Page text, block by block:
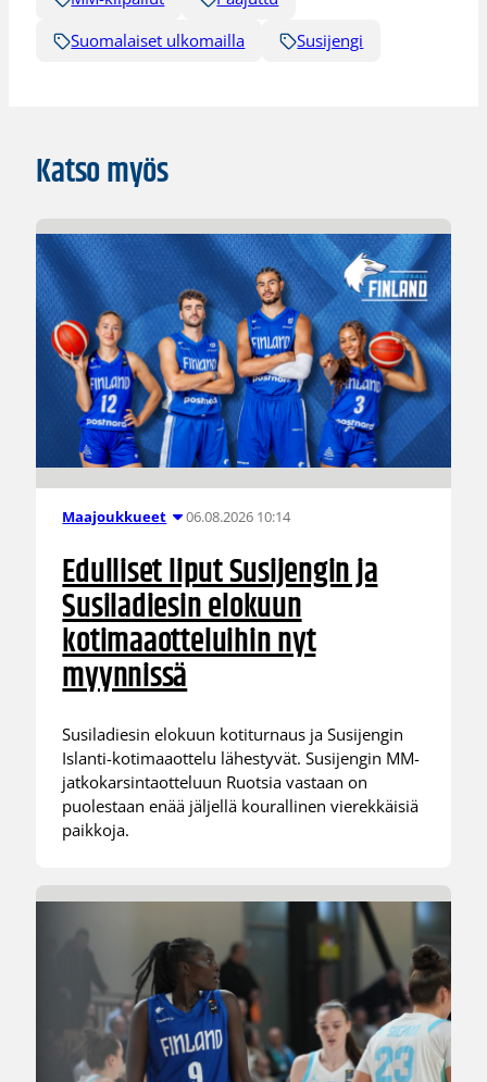
Suomalaiset ulkomailla
Susijengi
Katso myös
Maajoukkueet 06.08.2026 10:14
Edulliset liput Susijengin ja
Susiladiesin elokuun
kotimaaotteluihin nyt
myynnissä
Susiladiesin elokuun kotiturnaus ja Susijengin
Islanti-kotimaaottelu lähestyvät. Susijengin MM-
jatkokarsintaotteluun Ruotsia vastaan on
puolestaan enää jäljellä kourallinen vierekkäisiä
paikkoja.